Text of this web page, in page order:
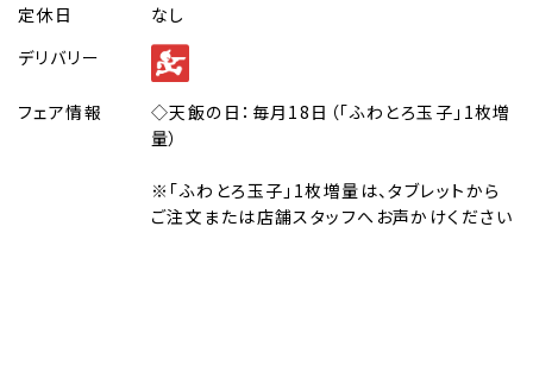
定休日
なし
デリバリー
フェア情報
◇天飯の日：毎月18日（「ふわとろ玉子」1枚増
量）
※「ふわとろ玉子」1枚増量は、タブレットから
ご注文または店舗スタッフへお声かけください